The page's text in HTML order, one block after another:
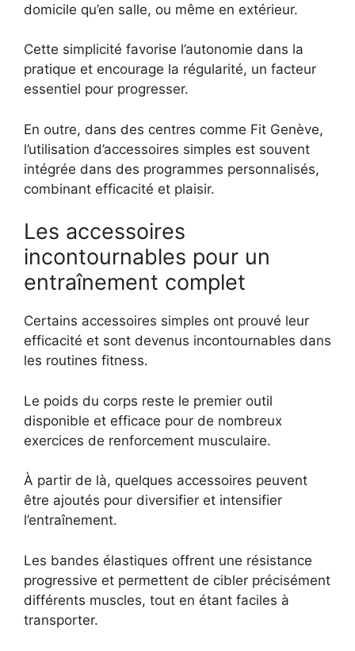
domicile qu’en salle, ou même en extérieur.
Cette simplicité favorise l’autonomie dans la
pratique et encourage la régularité, un facteur
essentiel pour progresser.
En outre, dans des centres comme Fit Genève,
l’utilisation d’accessoires simples est souvent
intégrée dans des programmes personnalisés,
combinant efficacité et plaisir.
Les accessoires
incontournables pour un
entraînement complet
Certains accessoires simples ont prouvé leur
efficacité et sont devenus incontournables dans
les routines fitness.
Le poids du corps reste le premier outil
disponible et efficace pour de nombreux
exercices de renforcement musculaire.
À partir de là, quelques accessoires peuvent
être ajoutés pour diversifier et intensifier
l’entraînement.
Les bandes élastiques offrent une résistance
progressive et permettent de cibler précisément
différents muscles, tout en étant faciles à
transporter.